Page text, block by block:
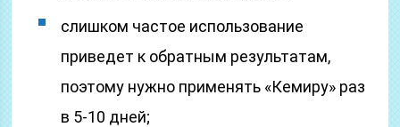
слишком частое использование
приведет к обратным результатам,
поэтому нужно применять «Кемиру» раз
в 5-10 дней;